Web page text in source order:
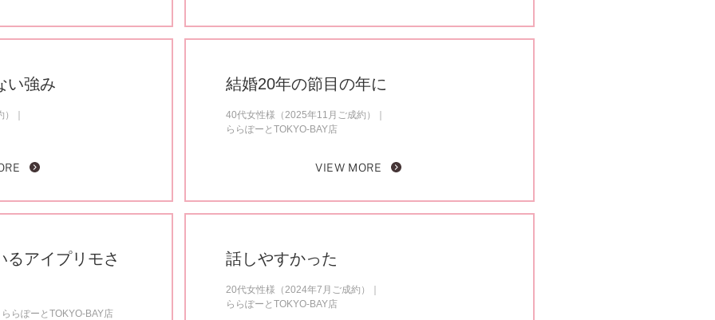
い強み 結婚20年の節目の年に
40代女性様（2025年11月ご成約）
ららぽーとTOKYO-BAY店
VIEW MORE
るアイプリモさ
ららぽーとTOKYO-BAY店
話しやすかった
20代女性様（2024年7月ご成約）
ららぽーとTOKYO-BAY店